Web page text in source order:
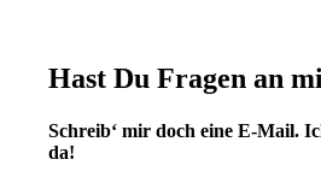
Hast Du Fragen an
Schreib‘ mir doch eine E-Mail.
da!